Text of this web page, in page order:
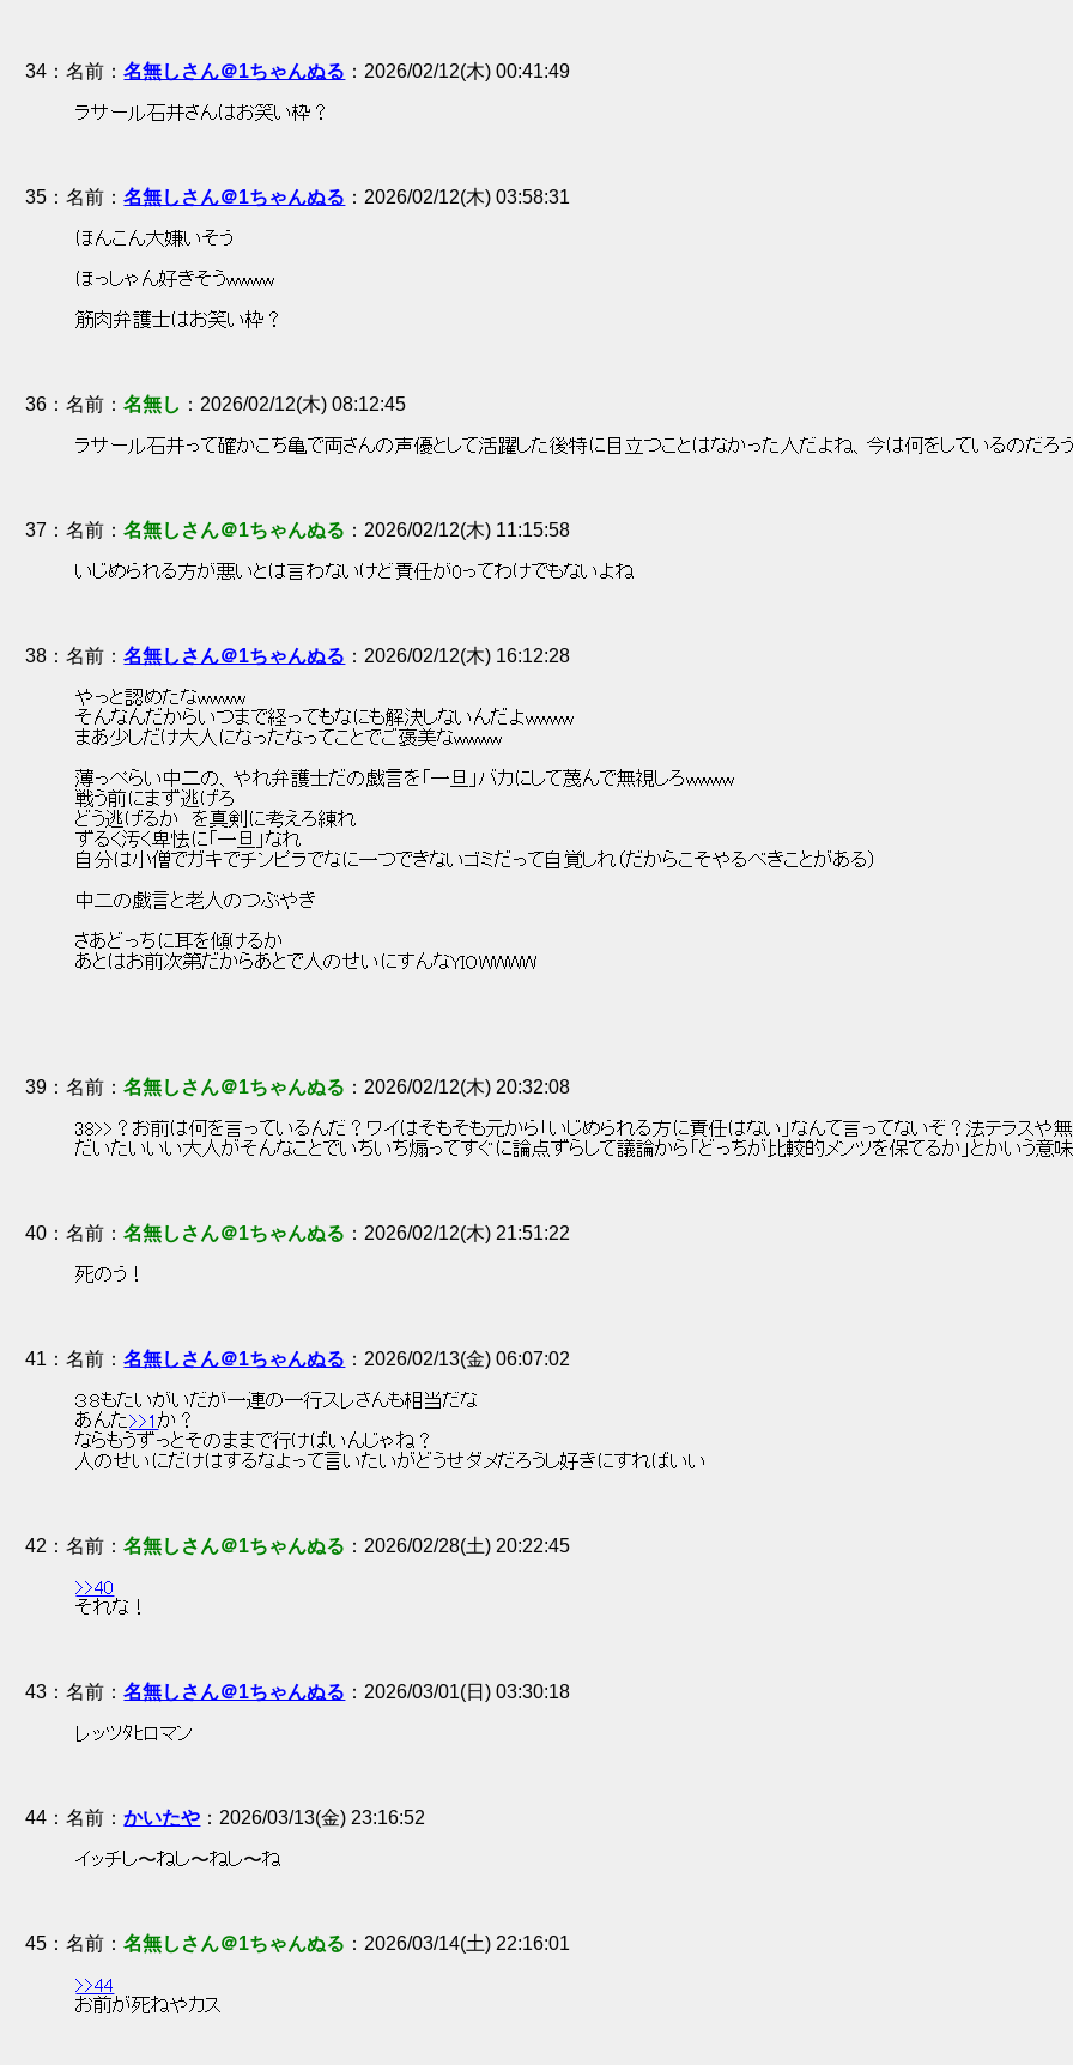
34 ： 名無しさん＠1ちゃんぬる 2026/02/12(木) 00:41:49
ラサール石井さんはお笑い枠？
35 ： 名無しさん＠1ちゃんぬる 2026/02/12(木) 03:58:31
ほんこん大嫌いそう
ほっしゃん好きそうwwww
筋肉弁護士はお笑い枠？
36 ： 名無し 2026/02/12(木) 08:12:45
ラサール石井って確かこち亀で両さんの声優として活躍した後特に目立つことはなかった人だよね、今は何をしているのだろ
37 ： 名無しさん＠1ちゃんぬる 2026/02/12(木) 11:15:58
いじめられる方が悪いとは言わないけど責任が0ってわけでもないよね
38 ： 名無しさん＠1ちゃんぬる 2026/02/12(木) 16:12:28
やっと認めたなwwww
そんなんだからいつまで経ってもなにも解決しないんだよwwww
まあ少しだけ大人になったなってことでご褒美なwwww
薄っぺらい中二の、やれ弁護士だの戯言を「一旦」バカにして蔑んで無視しろwwww
戦う前にまず逃げろ
どう逃げるか　を真剣に考えろ練れ
ずるく汚く卑怯に「一旦」なれ
自分は小僧でガキでチンピラでなに一つできないゴミだって自覚しれ（だからこそやるべきことがある）
中二の戯言と老人のつぶやき
さあどっちに耳を傾けるか
あとはお前次第だからあとで人のせいにすんなYIOWWWW
39 ： 名無しさん＠1ちゃんぬる 2026/02/12(木) 20:32:08
38>>？お前は何を言っているんだ？ワイはそもそも元から「いじめられる方に責任はない」なんて言ってないぞ？法テラス
だいたいいい大人がそんなことでいちいち煽ってすぐに論点ずらして議論から「どっちが比較的メンツを保てるか」とかいう
40 ： 名無しさん＠1ちゃんぬる 2026/02/12(木) 21:51:22
死のう！
41 ： 名無しさん＠1ちゃんぬる 2026/02/13(金) 06:07:02
３８もたいがいだが一連の一行スレさんも相当だな
あんた>>1か？
ならもうずっとそのままで行けばいんじゃね？
人のせいにだけはするなよって言いたいがどうせダメだろうし好きにすればいい
42 ： 名無しさん＠1ちゃんぬる 2026/02/28(土) 20:22:45
>>40
それな！
43 ： 名無しさん＠1ちゃんぬる 2026/03/01(日) 03:30:18
レッツﾀﾋロマン
44 ： かいたや 2026/03/13(金) 23:16:52
イッチし〜ねし〜ねし〜ね
45 ： 名無しさん＠1ちゃんぬる 2026/03/14(土) 22:16:01
>>44
お前が死ねやカス